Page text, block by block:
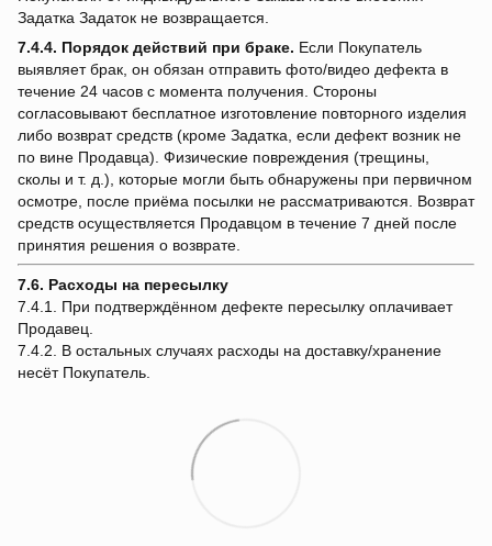
Задатка Задаток не возвращается.
7.4.4. Порядок действий при браке. Если Покупатель
выявляет брак, он обязан отправить фото/видео дефекта в
течение 24 часов с момента получения. Стороны
согласовывают бесплатное изготовление повторного изделия
либо возврат средств (кроме Задатка, если дефект возник не
по вине Продавца). Физические повреждения (трещины,
сколы и т. д.), которые могли быть обнаружены при первичном
осмотре, после приёма посылки не рассматриваются. Возврат
средств осуществляется Продавцом в течение 7 дней после
принятия решения о возврате.
7.6. Расходы на пересылку
7.4.1. При подтверждённом дефекте пересылку оплачивает
Продавец.
7.4.2. В остальных случаях расходы на доставку/хранение
несёт Покупатель.